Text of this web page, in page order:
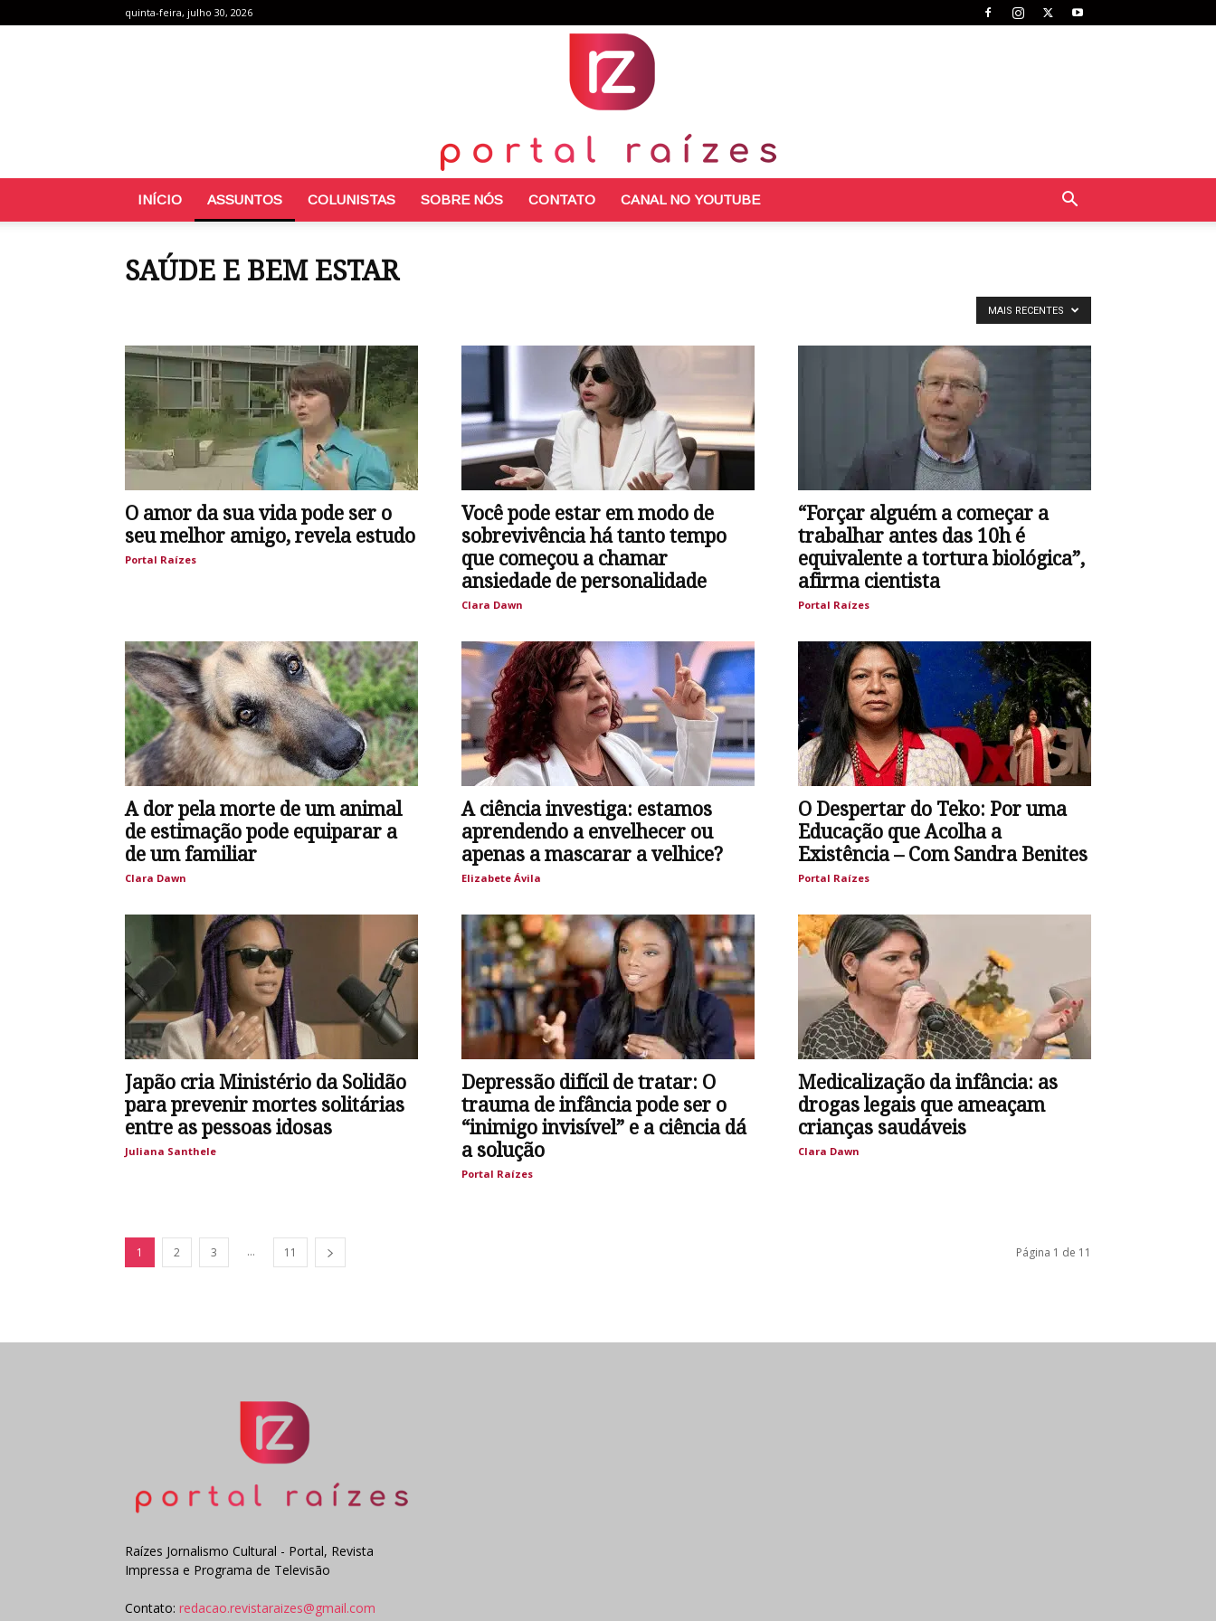
quinta-feira, julho 30, 2026
Raízes
INÍCIO ASSUNTOS COLUNISTAS SOBRE NÓS CONTATO CANAL NO YOUTUBE
SAÚDE E BEM ESTAR
MAIS RECENTES
O amor da sua vida pode ser o
seu melhor amigo, revela estudo
Portal Raízes
Você pode estar em modo de
sobrevivência há tanto tempo
que começou a chamar
ansiedade de personalidade
Clara Dawn
“Forçar alguém a começar a
trabalhar antes das 10h é
equivalente a tortura biológica”,
afirma cientista
Portal Raízes
A dor pela morte de um animal
de estimação pode equiparar a
de um familiar
Clara Dawn
A ciência investiga: estamos
aprendendo a envelhecer ou
apenas a mascarar a velhice?
Elizabete Ávila
O Despertar do Teko: Por uma
Educação que Acolha a
Existência – Com Sandra Benites
Portal Raízes
Japão cria Ministério da Solidão
para prevenir mortes solitárias
entre as pessoas idosas
Juliana Santhele
Depressão difícil de tratar: O
trauma de infância pode ser o
“inimigo invisível” e a ciência dá
a solução
Portal Raízes
Medicalização da infância: as
drogas legais que ameaçam
crianças saudáveis
Clara Dawn
1 2 3 ... 11 Página 1 de 11
Raízes Jornalismo Cultural - Portal, Revista
Impressa e Programa de Televisão
Contato: redacao.revistaraizes@gmail.com